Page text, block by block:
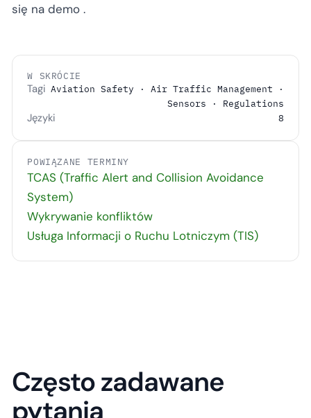
się na demo .
W SKRÓCIE
Tagi Aviation Safety · Air Traffic Management ·
Sensors · Regulations
Języki 8
POWIĄZANE TERMINY
TCAS (Traffic Alert and Collision Avoidance
System)
Wykrywanie konfliktów
Usługa Informacji o Ruchu Lotniczym (TIS)
Często zadawane
pytania